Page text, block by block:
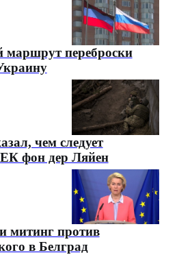
переброски
чем следует
ЕК фон дер Ляйен
митинг против
в Белград